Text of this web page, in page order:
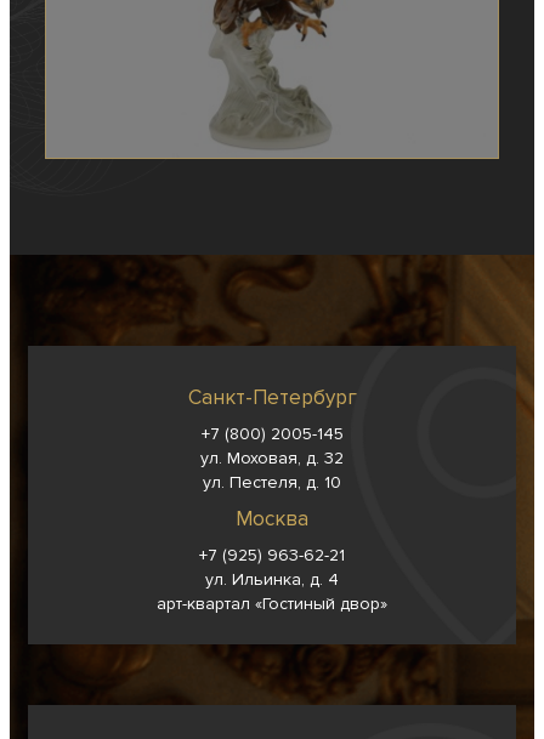
Санкт-Петербург
+7 (800) 2005-145
ул. Моховая, д. 32
ул. Пестеля, д. 10
Москва
+7 (925) 963-62-21
ул. Ильинка, д. 4
арт-квартал «Гостиный двор»